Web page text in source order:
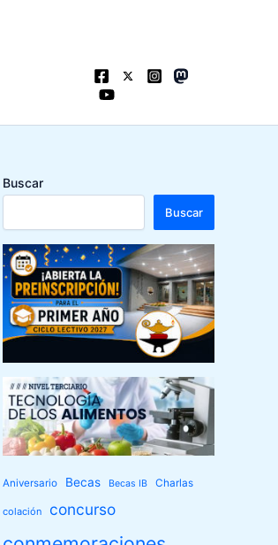
Buscar
Buscar
Aniversario Becas Becas IB Charlas
colación concurso